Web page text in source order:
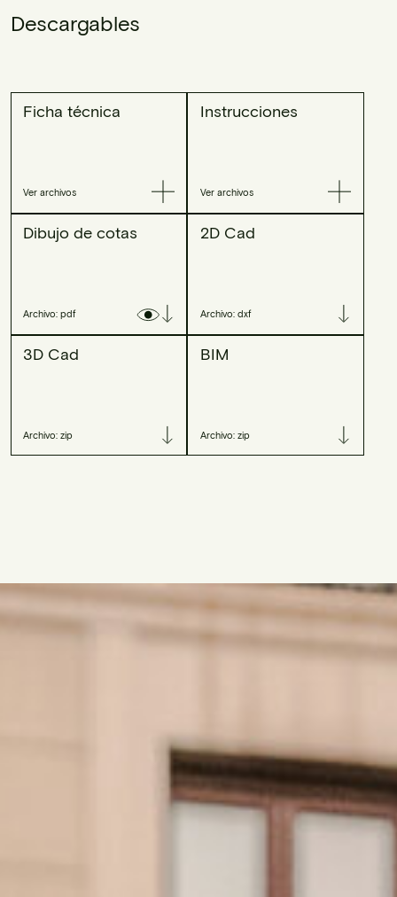
Descargables
Ficha técnica
Ver archivos
Instrucciones
Ver archivos
Dibujo de cotas
Archivo: pdf
2D Cad
Archivo: dxf
3D Cad
Archivo: zip
BIM
Archivo: zip